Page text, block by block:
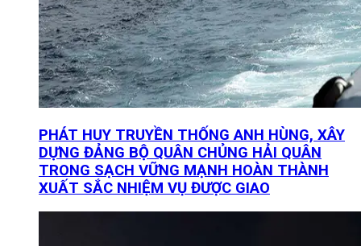
PHÁT HUY TRUYỀN THỐNG ANH HÙNG, XÂY
DỰNG ĐẢNG BỘ QUÂN CHỦNG HẢI QUÂN
TRONG SẠCH VỮNG MẠNH HOÀN THÀNH
XUẤT SẮC NHIỆM VỤ ĐƯỢC GIAO